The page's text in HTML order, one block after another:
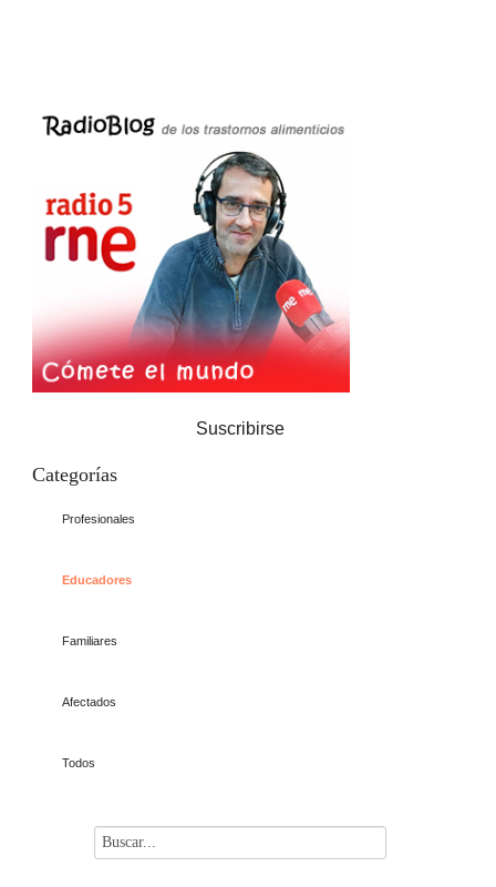
Suscribirse
Categorías
Profesionales
Educadores
Familiares
Afectados
Todos